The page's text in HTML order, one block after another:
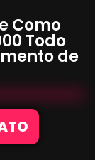
Como
Todo
de